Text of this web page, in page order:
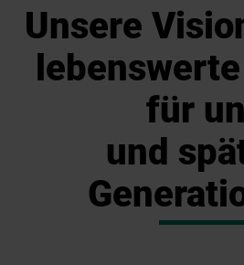
Unsere
für
und